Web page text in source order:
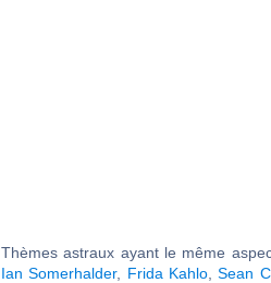
Thèmes astraux ayant le même
Ian Somerhalder, Frida Kahlo,Sean